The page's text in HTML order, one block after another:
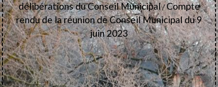
délibérations du Conseil Municipal/Compte
rendu de la réunion de Conseil Municipal du 9
juin 2023